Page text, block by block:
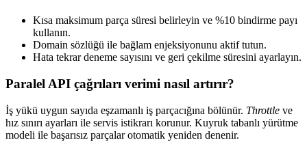
Kısa maksimum parça süresi belirleyin ve %10 bindirme payı
kullanın.
Domain sözlüğü ile bağlam enjeksiyonunu aktif tutun.
Hata tekrar deneme sayısını ve geri çekilme süresini ayarlayın.
Paralel API çağrıları verimi nasıl artırır?
İş yükü uygun sayıda eşzamanlı iş parçacığına bölünür. Throttle ve
hız sınırı ayarları ile servis istikrarı korunur. Kuyruk tabanlı yürütme
modeli ile başarısız parçalar otomatik yeniden denenir.